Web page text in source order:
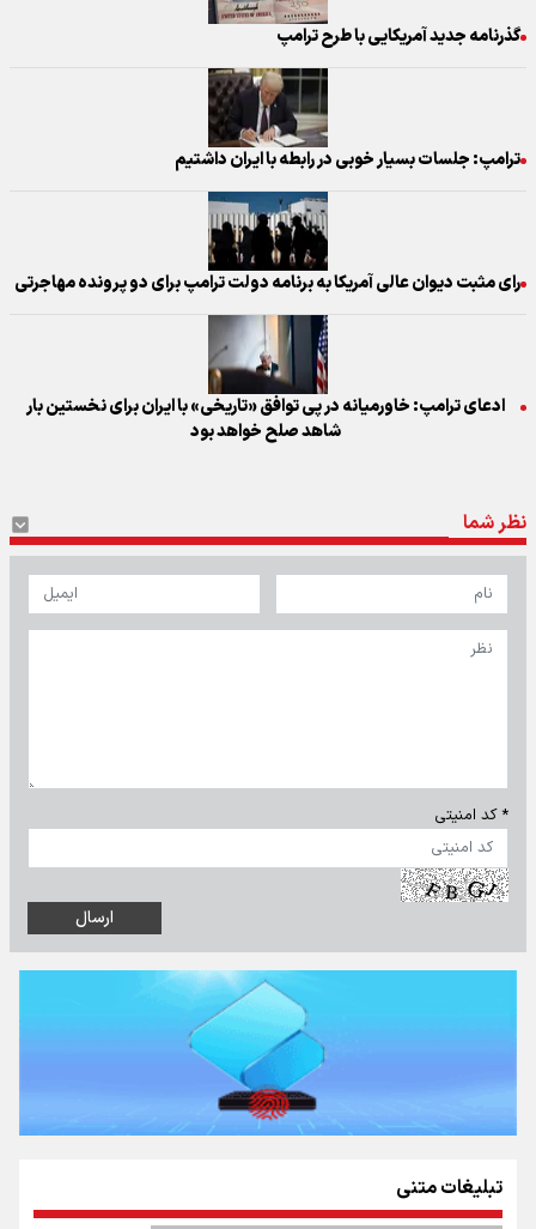
گذرنامه جدید آمریکایی با طرح ترامپ
ترامپ: جلسات بسیار خوبی در رابطه با ایران داشتیم
رای مثبت دیوان عالی آمریکا به برنامه دولت ترامپ برای دو پرونده مهاجرتی
ادعای ترامپ: خاورمیانه در پی توافق «تاریخی» با ایران برای نخستین بار
شاهد صلح خواهد بود
نظر شما
* کد امنیتی
تبلیغات متنی